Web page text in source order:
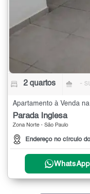
2 quartos -
Apartamento à Venda
Parada Inglesa
Zona Norte - São Paulo
Endereço no círculo
WhatsApp